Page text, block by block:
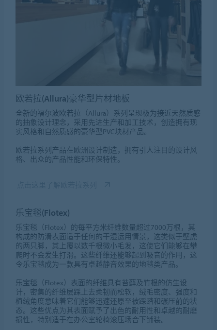
欧若拉(Allura)豪华型片材地板
全新的福尔波欧若拉（Allura）系列呈现极为接近天然质感
的抽象设计理念，采用先进生产和加工技术，创造拥有现
实风格和自然质感的豪华型PVC块材产品。
欧若拉系列产品在欧洲设计制造，拥有引人注目的设计风
格、出众的产品性能和环保特性。
乐宝毯(Flotex)
乐宝毯（Flotex）的每平方米纤维数量超过7000万根，其
构成的防滑表面适于任何的干湿运用情景，这类似于壁虎
的两只脚，其上覆以数千根微小毛发，这使它们能够在攀
爬时不会发生打滑。这些纤维还能够起到吸音的作用，这
令乐宝毯成为一款具有卓越静音效果的地毯类产品。
乐宝毯（Flotex）表面的纤维具有苔藓及竹根的仿生设
计，密集的纤维层踩上去柔韧而松软，绒毛密度、强度和
植绒角度意味着它们能够迅速还原至被踩踏和碾压前的状
态。这些优点为其表面赋予了出色的耐用性和卓越的耐磨
损性，特别适于在办公室轮椅滚压场合下铺装。